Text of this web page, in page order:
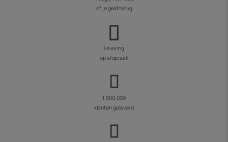
of je geld terug
Levering
op afspraak
1.000.000
klanten geleverd